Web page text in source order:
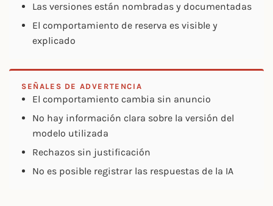
Las versiones están nombradas y documentadas
El comportamiento de reserva es visible y
explicado
SEÑALES DE ADVERTENCIA
El comportamiento cambia sin anuncio
No hay información clara sobre la versión del
modelo utilizada
Rechazos sin justificación
No es posible registrar las respuestas de la IA